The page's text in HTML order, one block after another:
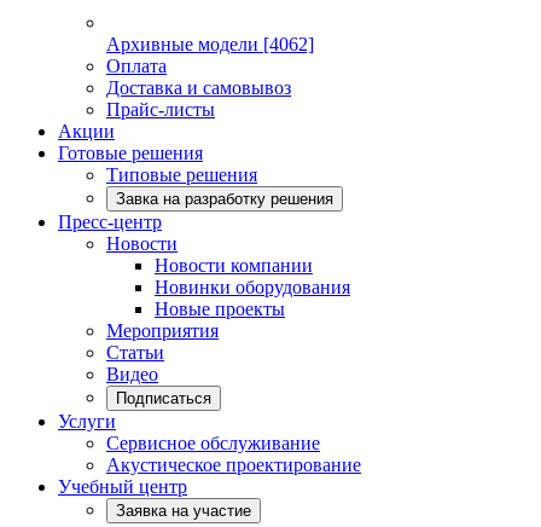
Архивные модели [4062]
Оплата
Доставка и самовывоз
Прайс-листы
Акции
Готовые решения
Типовые решения
Завка на разработку решения
Пресс-центр
Новости
Новости компании
Новинки оборудования
Новые проекты
Мероприятия
Статьи
Видео
Подписаться
Услуги
Сервисное обслуживание
Акустическое проектирование
Учебный центр
Заявка на участие